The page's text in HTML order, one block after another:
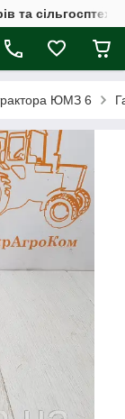
та
ЮМЗ 6